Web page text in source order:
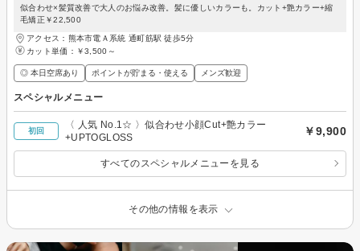
似合わせ×髪質改善で大人のお悩み改善。髪に優しいカラーも。カット+艶カラー+縮
毛矯正￥22,500
アクセス：熊本市電Ａ系統 通町筋駅 徒歩5分
カット単価： ￥3,500～
◎ 本日空席あり ポイントが貯まる・使える メンズ歓迎
スペシャルメニュー
初回
〈 人気 No.1‪☆ 〉似合わせ小顔Cut+艶カラー
+UPTOGLOSS
￥9,900
すべてのスペシャルメニューを見る
その他の情報を表示